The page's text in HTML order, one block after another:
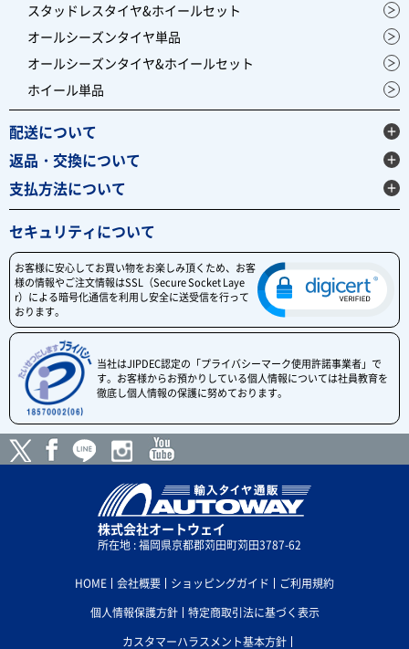
スタッドレスタイヤ&ホイールセット
オールシーズンタイヤ単品
オールシーズンタイヤ&ホイールセット
ホイール単品
配送について
返品・交換について
支払方法について
セキュリティについて
お客様に安心してお買い物をお楽しみ頂くため、お客
様の情報やご注文情報はSSL（Secure Socket Laye
r）による暗号化通信を利用し安全に送受信を行って
おります。
当社はJIPDEC認定の「プライバシーマーク使用許諾事業者」で
す。お客様からお預かりしている個人情報については社員教育を
徹底し個人情報の保護に努めております。
株式会社オートウェイ
所在地 : 福岡県京都郡苅田町苅田3787-62
HOME 会社概要 ショッピングガイド
ご利用規約
個人情報保護方針
特定商取引法に基づく表示
カスタマーハラスメント基本方針